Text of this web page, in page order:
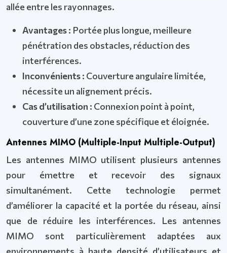
allée entre les rayonnages.
Avantages : Portée plus longue, meilleure
pénétration des obstacles, réduction des
interférences.
Inconvénients : Couverture angulaire limitée,
nécessite un alignement précis.
Cas d’utilisation : Connexion point à point,
couverture d’une zone spécifique et éloignée.
Antennes MIMO (Multiple-Input Multiple-Output)
Les antennes MIMO utilisent plusieurs antennes
pour émettre et recevoir des signaux
simultanément. Cette technologie permet
d’améliorer la capacité et la portée du réseau, ainsi
que de réduire les interférences. Les antennes
MIMO sont particulièrement adaptées aux